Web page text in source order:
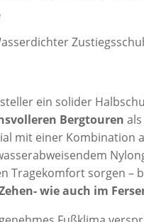
ein solider
Bergtouren
mit einer Kombination
Tragekomfort sorgen –
wie auch im